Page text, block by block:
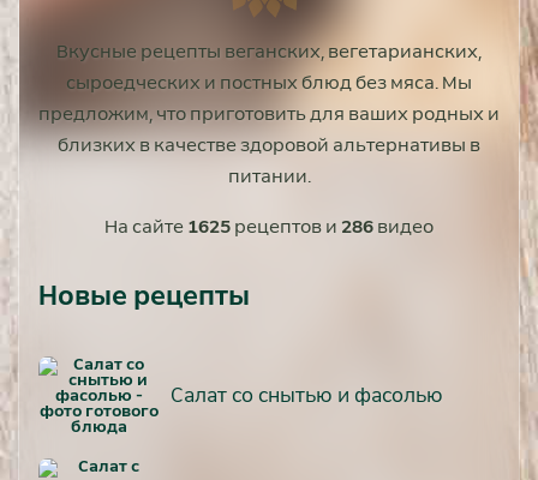
Вкусные рецепты веганских, вегетарианских,
сыроедческих и постных блюд без мяса. Мы
предложим, что приготовить для ваших родных и
близких в качестве здоровой альтернативы в
питании.
На сайте 1625 рецептов и 286 видео
Новые рецепты
Салат со снытью и фасолью